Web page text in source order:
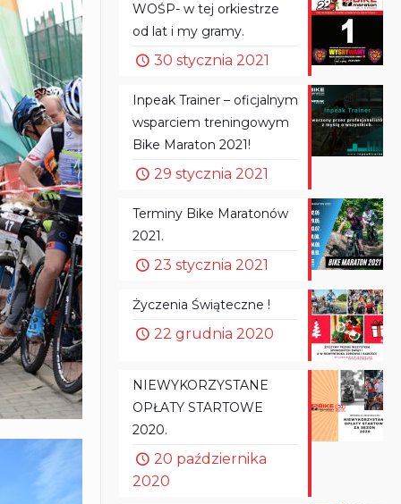
WOŚP- w tej orkiestrze
od lat i my gramy.
30 stycznia 2021
Inpeak Trainer – oficjalnym
wsparciem treningowym
Bike Maraton 2021!
29 stycznia 2021
Terminy Bike Maratonów
2021.
23 stycznia 2021
Życzenia Świąteczne !
22 grudnia 2020
NIEWYKORZYSTANE
OPŁATY STARTOWE
2020.
20 października
2020